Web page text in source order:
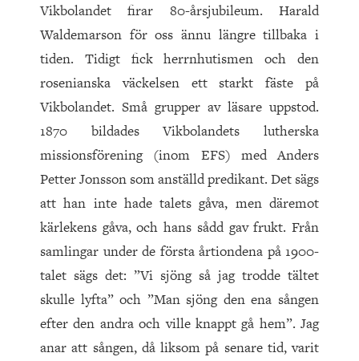
Vikbolandet firar 80-årsjubileum. Harald
Waldemarson för oss ännu längre tillbaka i
tiden. Tidigt fick herrnhutismen och den
rosenianska väckelsen ett starkt fäste på
Vikbolandet. Små grupper av läsare uppstod.
1870 bildades Vikbolandets lutherska
missionsförening (inom EFS) med Anders
Petter Jonsson som anställd predikant. Det sägs
att han inte hade talets gåva, men däremot
kärlekens gåva, och hans sådd gav frukt. Från
samlingar under de första årtiondena på 1900-
talet sägs det: ”Vi sjöng så jag trodde tältet
skulle lyfta” och ”Man sjöng den ena sången
efter den andra och ville knappt gå hem”. Jag
anar att sången, då liksom på senare tid, varit